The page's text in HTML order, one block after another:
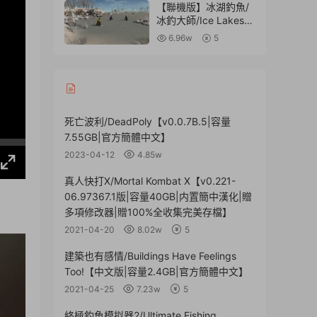
量10.6GB|官方繁體中
文|贈多項修改器】
【聯機版】冰湖釣魚/
冰釣大師/Ice Lakes/
支持網絡聯機
6.96w 5
死亡波利/DeadPoly【v0.0.7B.5|容量
7.55GB|官方簡體中文】
2023-04-12 4.85w
真人快打X/Mortal Kombat X【v0.221-
06.97367.1版|容量40GB|内置簡中漢化|贈
多項修改器|贈100%全收集完美存檔】
2021-04-20 8.02w 5
建築也有感情/Buildings Have Feelings
Too!【中文版|容量2.4GB|官方簡體中文】
2021-04-25 7.23w 5